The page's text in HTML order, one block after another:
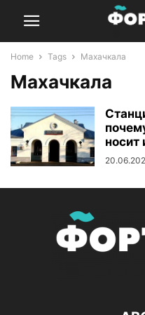
Home Tags Махачкала
Махачкала
носит